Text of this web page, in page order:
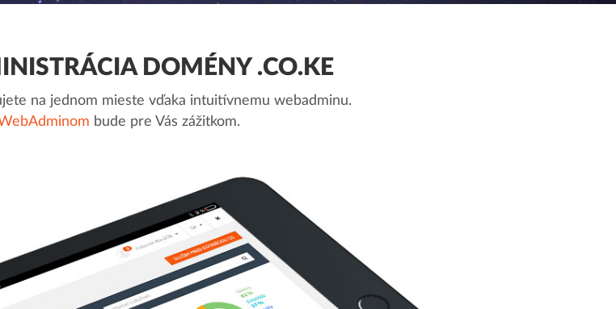
DOMÉNY .CO.KE
na jednom mieste vďaka intuitívnemu webadminu.
bude pre Vás zážitkom.